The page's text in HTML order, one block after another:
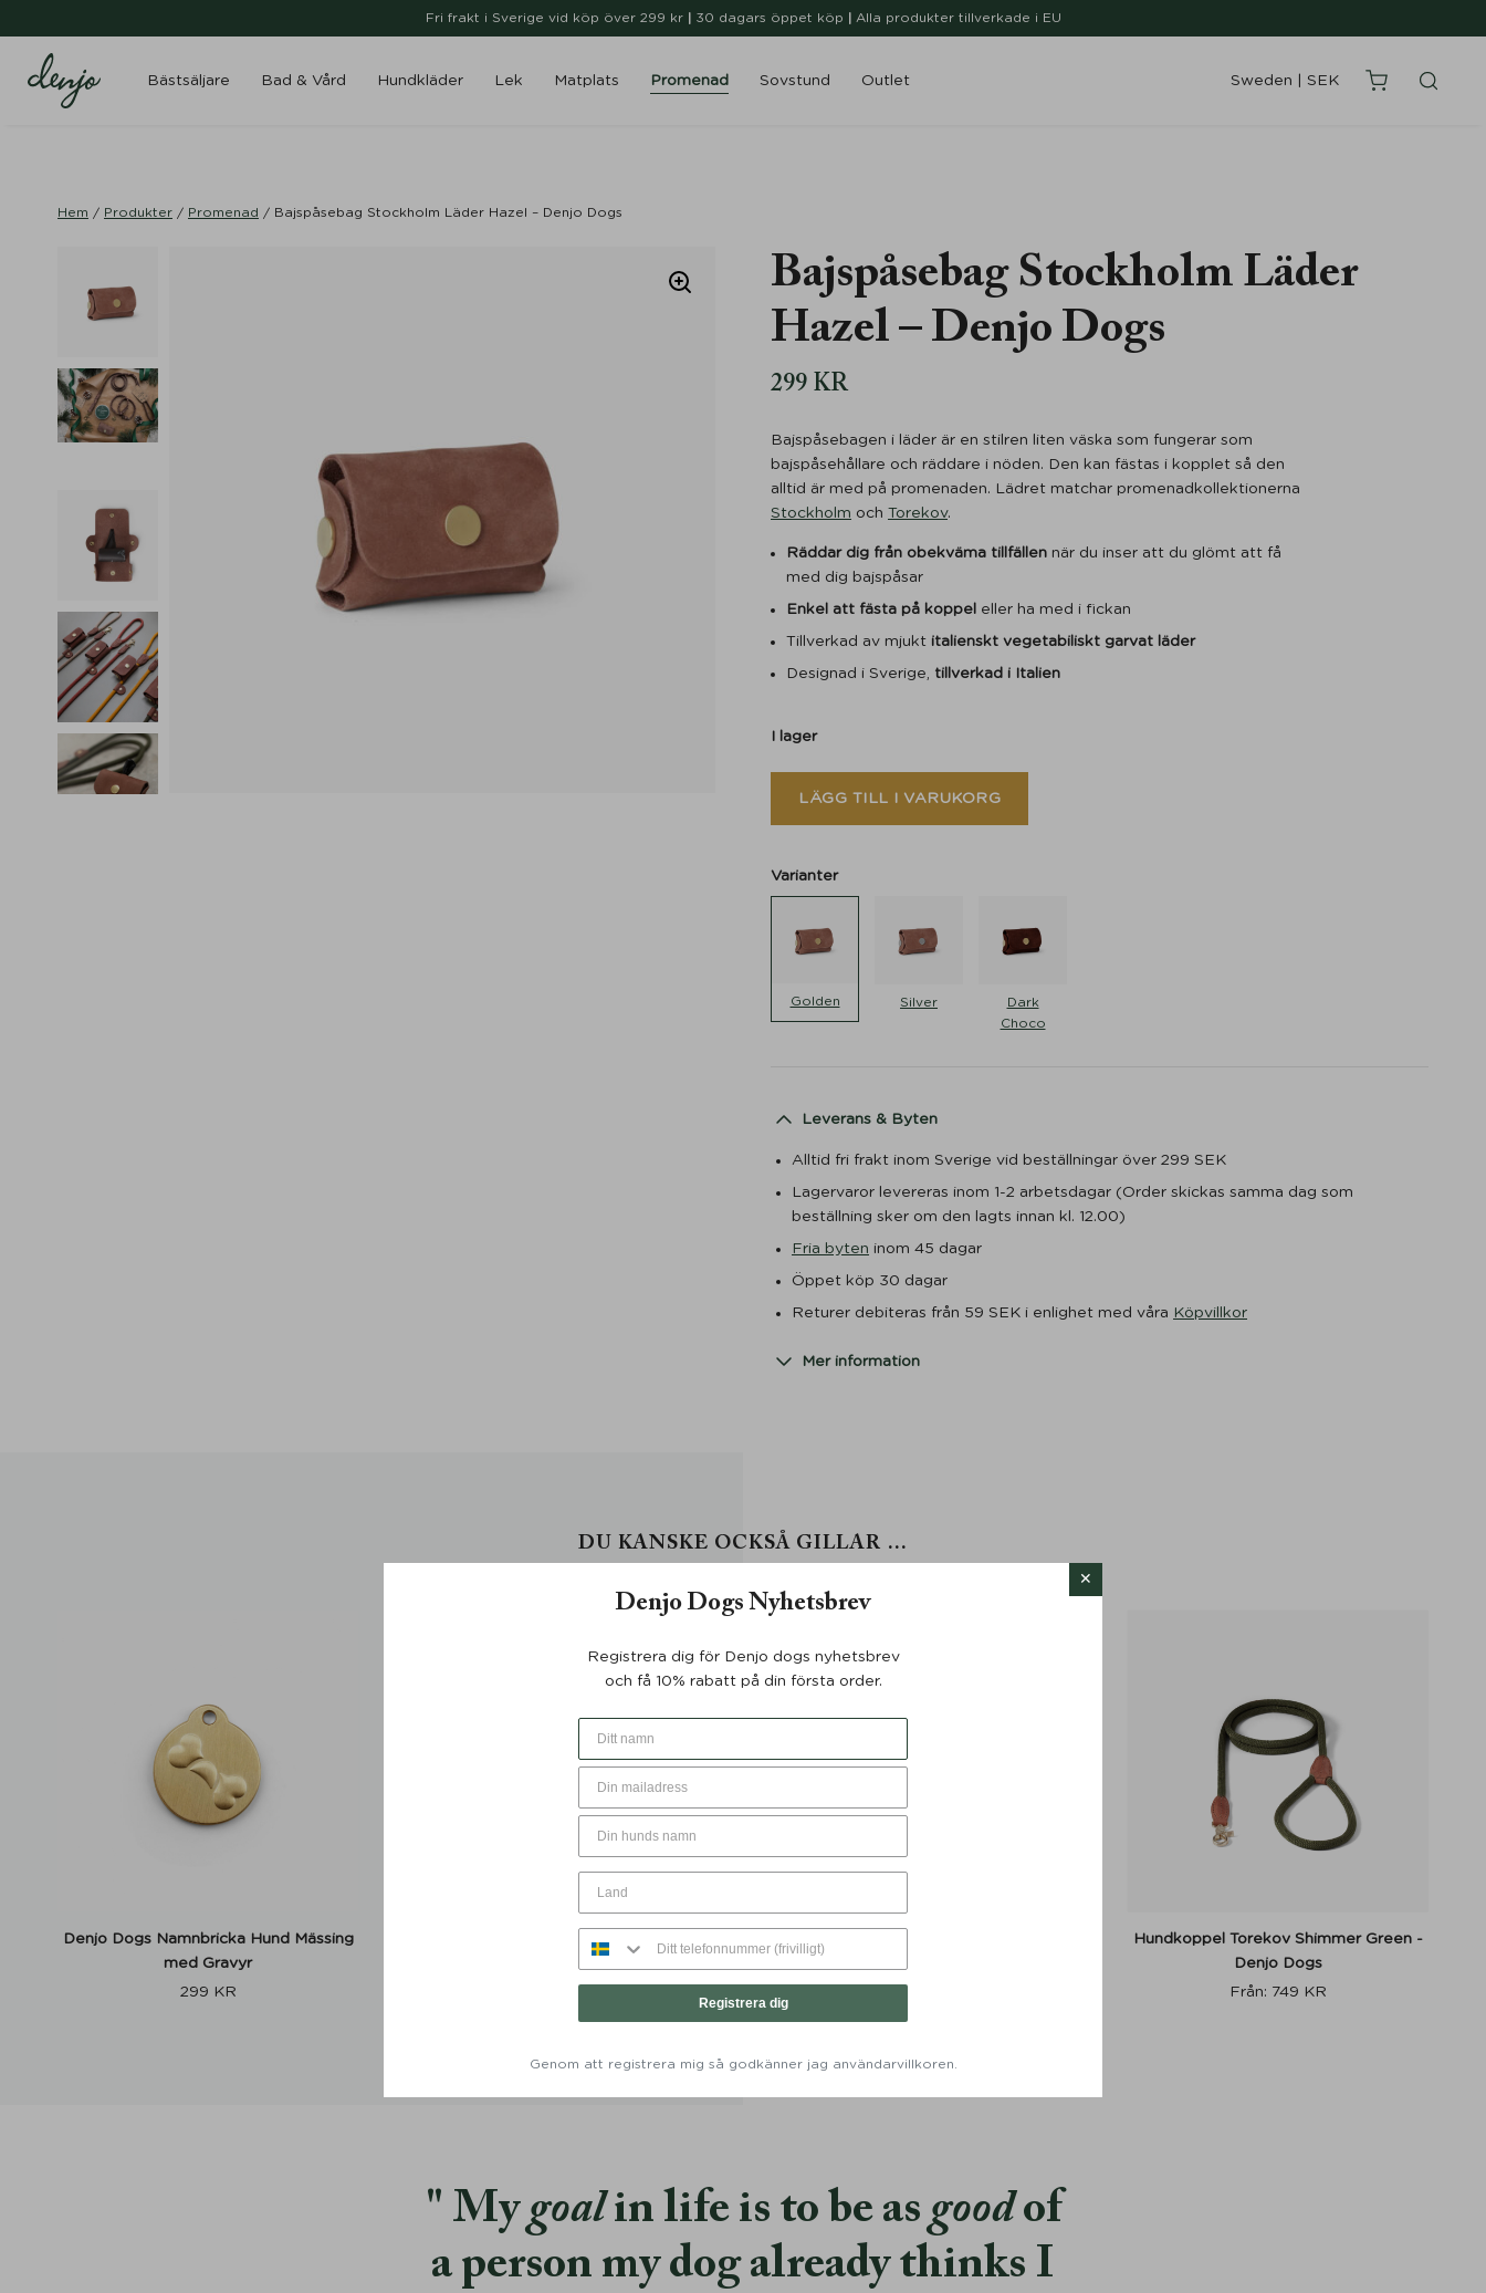
Fri frakt i Sverige vid köp över 299 kr 30 dagars öppet köp Alla produkter tillverkade i EU
Bästsäljare Bad & Vård Hundkläder Lek Matplats Promenad Sovstund Outlet Sweden SEK
Hem / Produkter / Promenad / Bajspåsebag Stockholm Läder Hazel – Denjo Dogs
Bajspåsebag Stockholm Läder
Hazel – Denjo Dogs
299 KR
Bajspåsebagen i läder är en stilren liten väska som fungerar som
bajspåsehållare och räddare i nöden. Den kan fästas i kopplet så den
alltid är med på promenaden. Lädret matchar promenadkollektionerna
Stockholm och Torekov.
Räddar dig från obekväma tillfällen när du inser att du glömt att få
med dig bajspåsar
Enkel att fästa på koppel eller ha med i fickan
Tillverkad av mjukt italienskt vegetabiliskt garvat läder
Designad i Sverige, tillverkad i Italien
I lager
LÄGG TILL I VARUKORG
Varianter
Golden Silver
Dark
Choco
Leverans & Byten
Alltid fri frakt inom Sverige vid beställningar över 299 SEK
Lagervaror levereras inom 1-2 arbetsdagar (Order skickas samma dag som
beställning sker om den lagts innan kl. 12.00)
Fria byten inom 45 dagar
Öppet köp 30 dagar
Returer debiteras från 59 SEK i enlighet med våra Köpvillkor
Mer information
DU KANSKE OCKSÅ GILLAR …
Denjo Dogs Namnbricka Hund Mässing
med Gravyr
299 KR
Hundkoppel Stockholm Läder Hazel
Hundkoppel Torekov Shimmer Green -
Denjo Dogs
Från: 749 KR
My goalin life is to be as goodof
a person my dog already thinks I
Denjo Dogs Nyhetsbrev
Registrera dig för Denjo dogs nyhetsbrev
och få 10% rabatt på din första order.
Registrera dig
Genom att registrera mig så godkänner jag användarvillkoren.